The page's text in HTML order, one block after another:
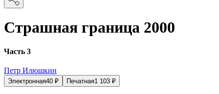
Страшная граница 2000
Часть 3
Петр Илюшкин
Электронная40 ₽ Печатная1 103 ₽